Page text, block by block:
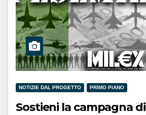
NOTIZIE DAL PROGETTO PRIMO PIANO
Sostieni la campagna di